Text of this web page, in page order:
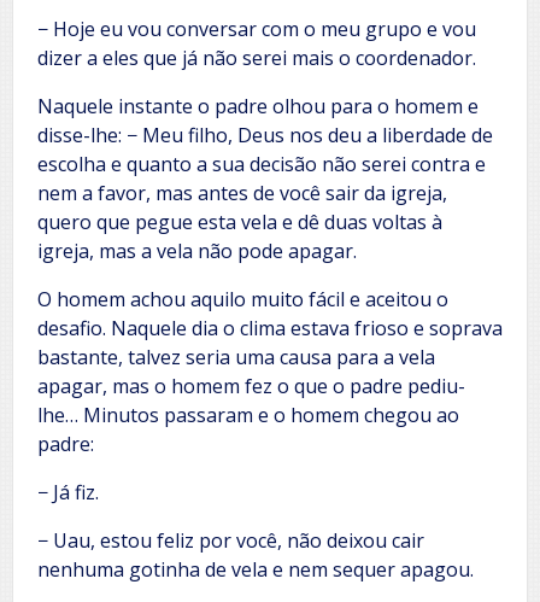
− Hoje eu vou conversar com o meu grupo e vou
dizer a eles que já não serei mais o coordenador.
Naquele instante o padre olhou para o homem e
disse-lhe: − Meu filho, Deus nos deu a liberdade de
escolha e quanto a sua decisão não serei contra e
nem a favor, mas antes de você sair da igreja,
quero que pegue esta vela e dê duas voltas à
igreja, mas a vela não pode apagar.
O homem achou aquilo muito fácil e aceitou o
desafio. Naquele dia o clima estava frioso e soprava
bastante, talvez seria uma causa para a vela
apagar, mas o homem fez o que o padre pediu-
lhe… Minutos passaram e o homem chegou ao
padre:
− Já fiz.
− Uau, estou feliz por você, não deixou cair
nenhuma gotinha de vela e nem sequer apagou.